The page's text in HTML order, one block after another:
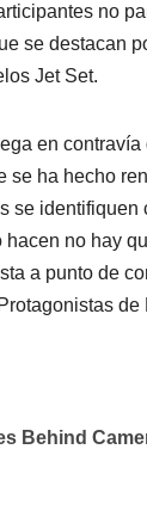
no
se destacan
Jet Set.
en contravía
se ha hecho
se identifiquen
no hay
a punto de
de